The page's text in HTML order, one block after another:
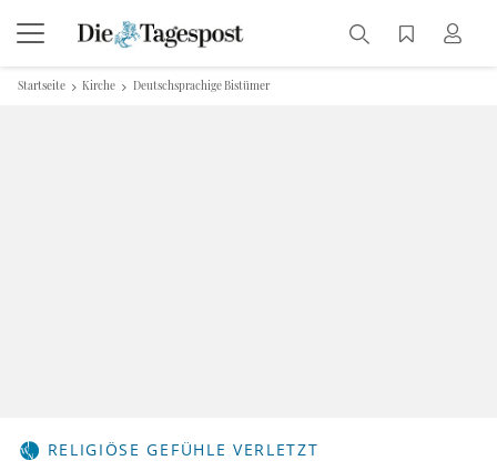
Startseite Kirche Deutschsprachige Bistümer
RELIGIÖSE GEFÜHLE VERLETZT